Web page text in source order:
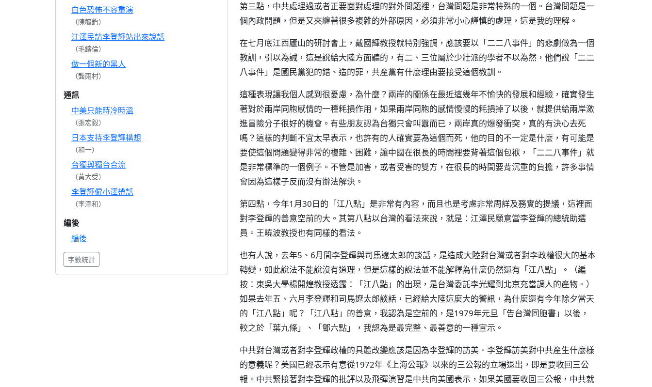
白色恐怖不容重演
（陳毓鈞）
江澤民請李登輝站出來說話
（毛鑄倫）
做一個新的黑人
（龔雨村）
通訊
中美只能時冷時溫
（張宏毅）
日本支持李登輝構想
（和一）
台獨與獨台合流
（黃大受）
李登輝僱小澤帶話
（李澤和）
編後
編後
字數統計
第三點，中共處理過或者正要面對處理的對外問題裡，台灣問題是非常特殊的一個。台灣問題是一
個內政問題，但是又夾纏著很多複雜的外部原因，必須非常小心謹慎的處理，這是我的理解。
在七月底江西廬山的研討會上，戴國輝教授就特別強調，應該要以「二二八事件」的悲劇做為一個
教訓，引以為誡，這是說給大陸方面聽的，有二、三位屬於少壯派的學者不以為然，他們說「二二
八事件」是國民黨犯的錯、造的罪，共產黨有什麼理由要接受這個教訓。
這種表現讓我個人感到很憂慮，為什麼？兩岸的關係在最近這幾年不愉快的發展和經驗，確實發生
著對於兩岸同胞感情的一種耗損作用，如果兩岸同胞的感情慢慢的耗損掉了以後，就提供給兩岸激
進冒險分子很好的機會。有些朋友認為台獨只會叫囂而已，兩岸真的爆發衝突，真的有決心去死
嗎？這樣的判斷不宜太早表示，也許有的人確實要為這個而死，他的目的不一定是什麼，有可能是
要使這個問題變得非常的複雜、困難，讓中國在很長的時間裡要背著這個包袱，「二二八事件」就
是非常標準的一個例子。不管是加害，或者受害的雙方，在很長的時間要背沉重的負擔，許多事情
會因為這樣子反而沒有辦法解決。
第四點，今年1月30日的「江八點」是非常有內容，而且也是考慮非常周詳及務實的提議，這裡面
對李登輝的善意空前的大。其第八點以台灣的看法來說，就是：江澤民願意當李登輝的總統助選
員。王曉波教授也有同樣的看法。
也有人說，去年5、6月間李登輝與司馬遼太郎的談話，是造成大陸對台灣或者對李政權很大的基本
轉變，如此說法不能說沒有道理，但是這樣的說法並不能解釋為什麼仍然還有「江八點」。（編
按：東吳大學楊開煌教授透露：「江八點」的出現，是台灣委託李光耀到北京充當調人的產物。）
如果去年五、六月李登輝和司馬遼太郎談話，已經給大陸這麼大的警訊，為什麼還有今年除夕當天
的「江八點」呢？「江八點」的善意，我認為是空前的，是1979年元旦「告台灣同胞書」以後，
較之於「葉九條」、「鄧六點」，我認為是最完整、最善意的一種宣示。
中共對台灣或者對李登輝政權的具體改變應該是因為李登輝的訪美。李登輝訪美對中共產生什麼樣
的意義呢？美國已經表示有意從1972年《上海公報》以來的三公報的立場退出，即是要收回三公
報。中共緊接著對李登輝的批評以及飛彈演習是中共向美國表示，如果美國要收回三公報，中共就